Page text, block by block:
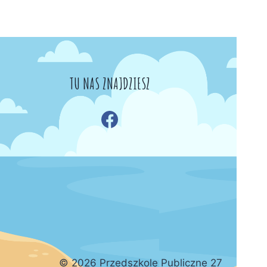
TU NAS ZNAJDZIESZ
© 2026 Przedszkole Publiczne 27